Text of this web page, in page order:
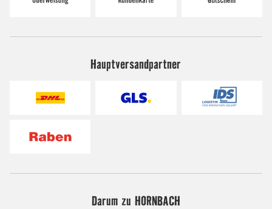
Hauptversandpartner
Darum zu HORNBACH